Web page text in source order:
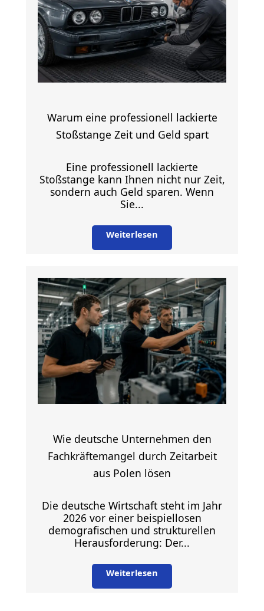
Warum eine professionell lackierte
Stoßstange Zeit und Geld spart
Eine professionell lackierte
Stoßstange kann Ihnen nicht nur Zeit,
sondern auch Geld sparen. Wenn
Sie...
Weiterlesen
Wie deutsche Unternehmen den
Fachkräftemangel durch Zeitarbeit
aus Polen lösen
Die deutsche Wirtschaft steht im Jahr
2026 vor einer beispiellosen
demografischen und strukturellen
Herausforderung: Der...
Weiterlesen